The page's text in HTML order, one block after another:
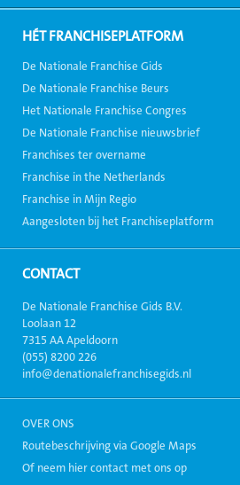
HÉT FRANCHISEPLATFORM
De Nationale Franchise Gids
De Nationale Franchise Beurs
Het Nationale Franchise Congres
De Nationale Franchise nieuwsbrief
Franchises ter overname
Franchise in the Netherlands
Franchise in Mijn Regio
Aangesloten bij het Franchiseplatform
CONTACT
De Nationale Franchise Gids B.V.
Loolaan 12
7315 AA Apeldoorn
(055) 8200 226
info@denationalefranchisegids.nl
OVER ONS
Routebeschrijving via Google Maps
Of neem hier contact met ons op